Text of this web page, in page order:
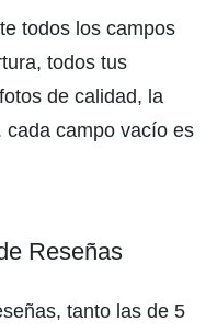
todos los campos
todos tus
de calidad, la
campo vacío es
Reseñas
tanto las de 5